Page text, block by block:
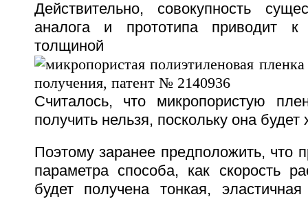
Действительно, совокупность
аналога и прототипа приводит к
толщиной
Считалось, что микропористую
получить нельзя, поскольку она будет
Поэтому заранее предположить, что
параметра способа, как скорость
будет получена тонкая,